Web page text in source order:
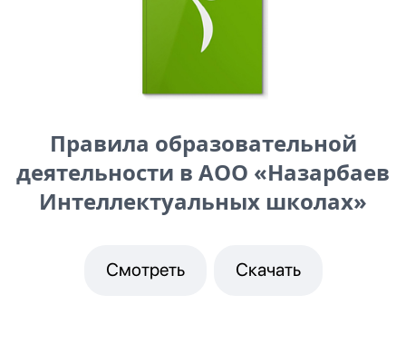
Правила образовательной
деятельности в АОО «Назарбаев
Интеллектуальных школах»
Смотреть Скачать